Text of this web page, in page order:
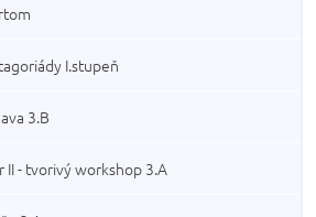
I.stupeň
3.B
II - tvorivý workshop 3.A